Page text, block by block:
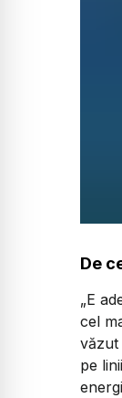
De
„E
cel
văzut
pe